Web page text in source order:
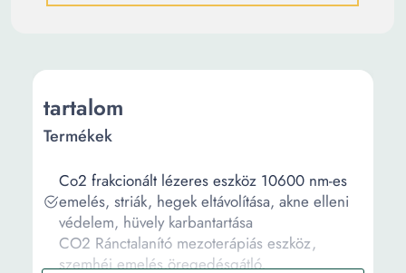
tartalom
Termékek
Co2 frakcionált lézeres eszköz 10600 nm-es
emelés, striák, hegek eltávolítása, akne elleni
védelem, hüvely karbantartása
CO2 Ránctalanító mezoterápiás eszköz,
szemhéj emelés,öregedésgátló,